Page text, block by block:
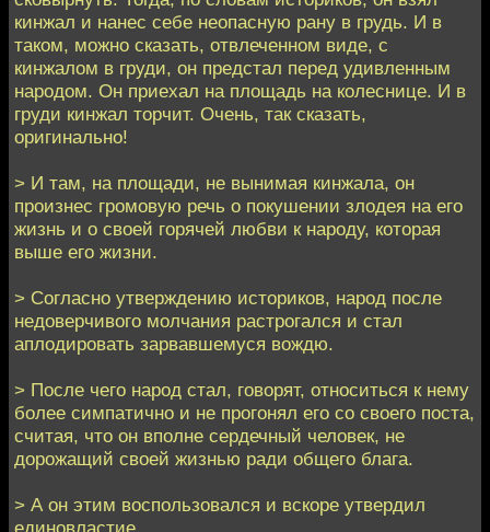
кинжал и нанес себе неопасную рану в грудь. И в
таком, можно сказать, отвлеченном виде, с
кинжалом в груди, он предстал перед удивленным
народом. Он приехал на площадь на колеснице. И в
груди кинжал торчит. Очень, так сказать,
оригинально!
> И там, на площади, не вынимая кинжала, он
произнес громовую речь о покушении злодея на его
жизнь и о своей горячей любви к народу, которая
выше его жизни.
> Согласно утверждению историков, народ после
недоверчивого молчания растрогался и стал
аплодировать зарвавшемуся вождю.
> После чего народ стал, говорят, относиться к нему
более симпатично и не прогонял его со своего поста,
считая, что он вполне сердечный человек, не
дорожащий своей жизнью ради общего блага.
> А он этим воспользовался и вскоре утвердил
единовластие.